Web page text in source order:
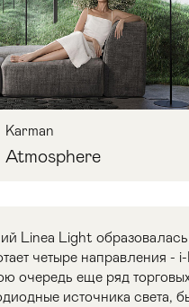
Karman
Atmosphere
Linea Light
четыре направления -
очередь еще ряд
источника света,